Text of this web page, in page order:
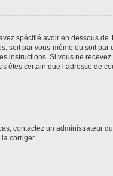
spécifié avoir en dessous de
soit par vous-même ou soit par
instructions. Si vous ne
êtes certain que l’adresse de
contactez un administrateur
corriger.